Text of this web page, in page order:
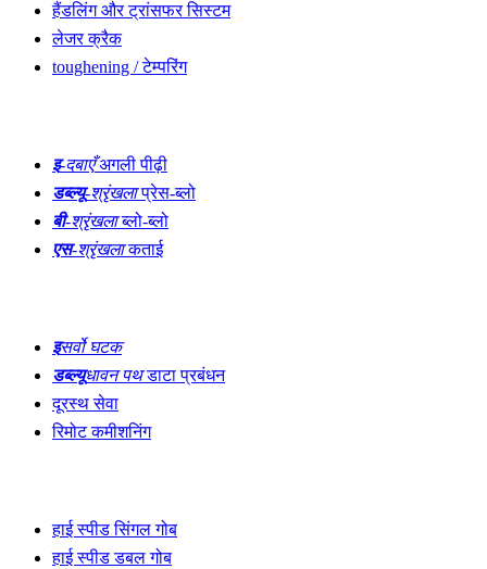
हैंडलिंग और ट्रांसफर सिस्टम
लेजर क्रैक
toughening / टेम्परिंग
इ-दबाएँअगली पीढ़ी
डब्ल्यू-श्रृंखलाप्रेस-ब्लो
बी-श्रृंखलाब्लो-ब्लो
एस-श्रृंखलाकताई
इसर्वो घटक
डब्ल्यूधावन पथडाटा प्रबंधन
दूरस्थ सेवा
रिमोट कमीशनिंग
हाई स्पीड सिंगल गोब
हाई स्पीड डबल गोब